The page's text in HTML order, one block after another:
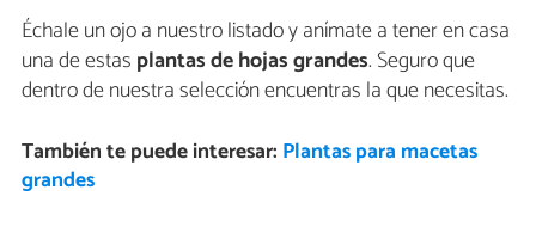
Échale un ojo a nuestro listado y anímate a tener en casa
una de estas plantas de hojas grandes. Seguro que
dentro de nuestra selección encuentras la que necesitas.
También te puede interesar: Plantas para macetas
grandes